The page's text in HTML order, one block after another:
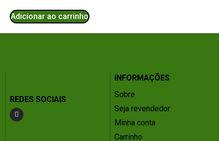
Adicionar ao carrinho
REDES SOCIAIS
INFORMAÇÕES
Sobre
Seja revendedor
Minha conta
Carrinho